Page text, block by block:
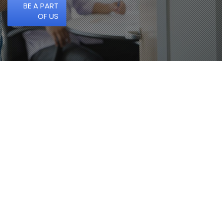
BE A PART
OF US